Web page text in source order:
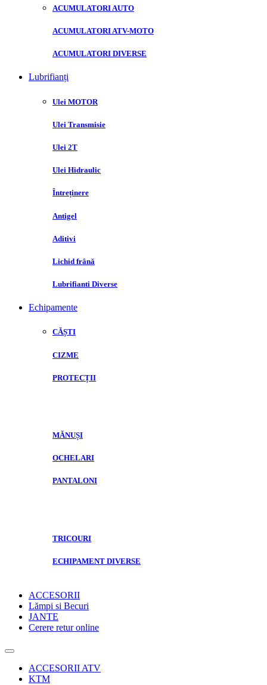
ACUMULATORI AUTO
ACUMULATORI ATV-MOTO
ACUMULATORI DIVERSE
Lubrifianți
Ulei MOTOR
Ulei Transmisie
Ulei 2T
Ulei Hidraulic
Întreținere
Antigel
Aditivi
Lichid frână
Lubrifianti Diverse
Echipamente
CĂȘTI
CIZME
PROTECȚII
MĂNUȘI
OCHELARI
PANTALONI
TRICOURI
ECHIPAMENT DIVERSE
ACCESORII
Lămpi si Becuri
JANTE
Cerere retur online
ACCESORII ATV
KTM